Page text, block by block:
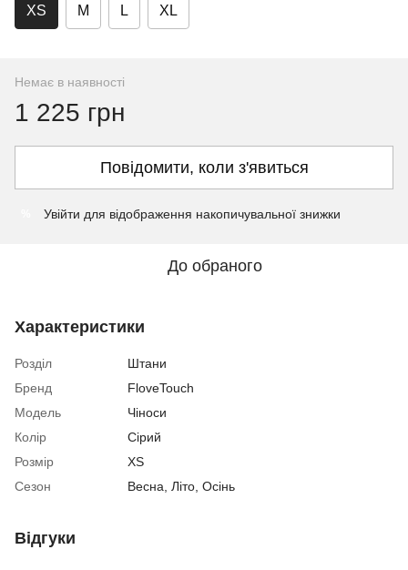
XS M L XL
Немає в наявності
1 225 грн
Повідомити, коли з'явиться
Увійти для відображення накопичувальної знижки
До обраного
Характеристики
Розділ
Штани
Бренд
FloveTouch
Модель
Чіноси
Колір
Сірий
Розмір
XS
Сезон
Весна Літо Осінь
Відгуки